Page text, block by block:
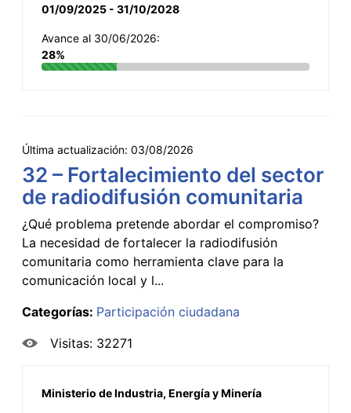
01/09/2025 - 31/10/2028
Avance al 30/06/2026:
28%
Última actualización: 03/08/2026
32 – Fortalecimiento del sector
de radiodifusión comunitaria
¿Qué problema pretende abordar el compromiso?
La necesidad de fortalecer la radiodifusión
comunitaria como herramienta clave para la
comunicación local y l...
Categorías: Participación ciudadana
Visitas: 32271
Ministerio de Industria, Energía y Minería